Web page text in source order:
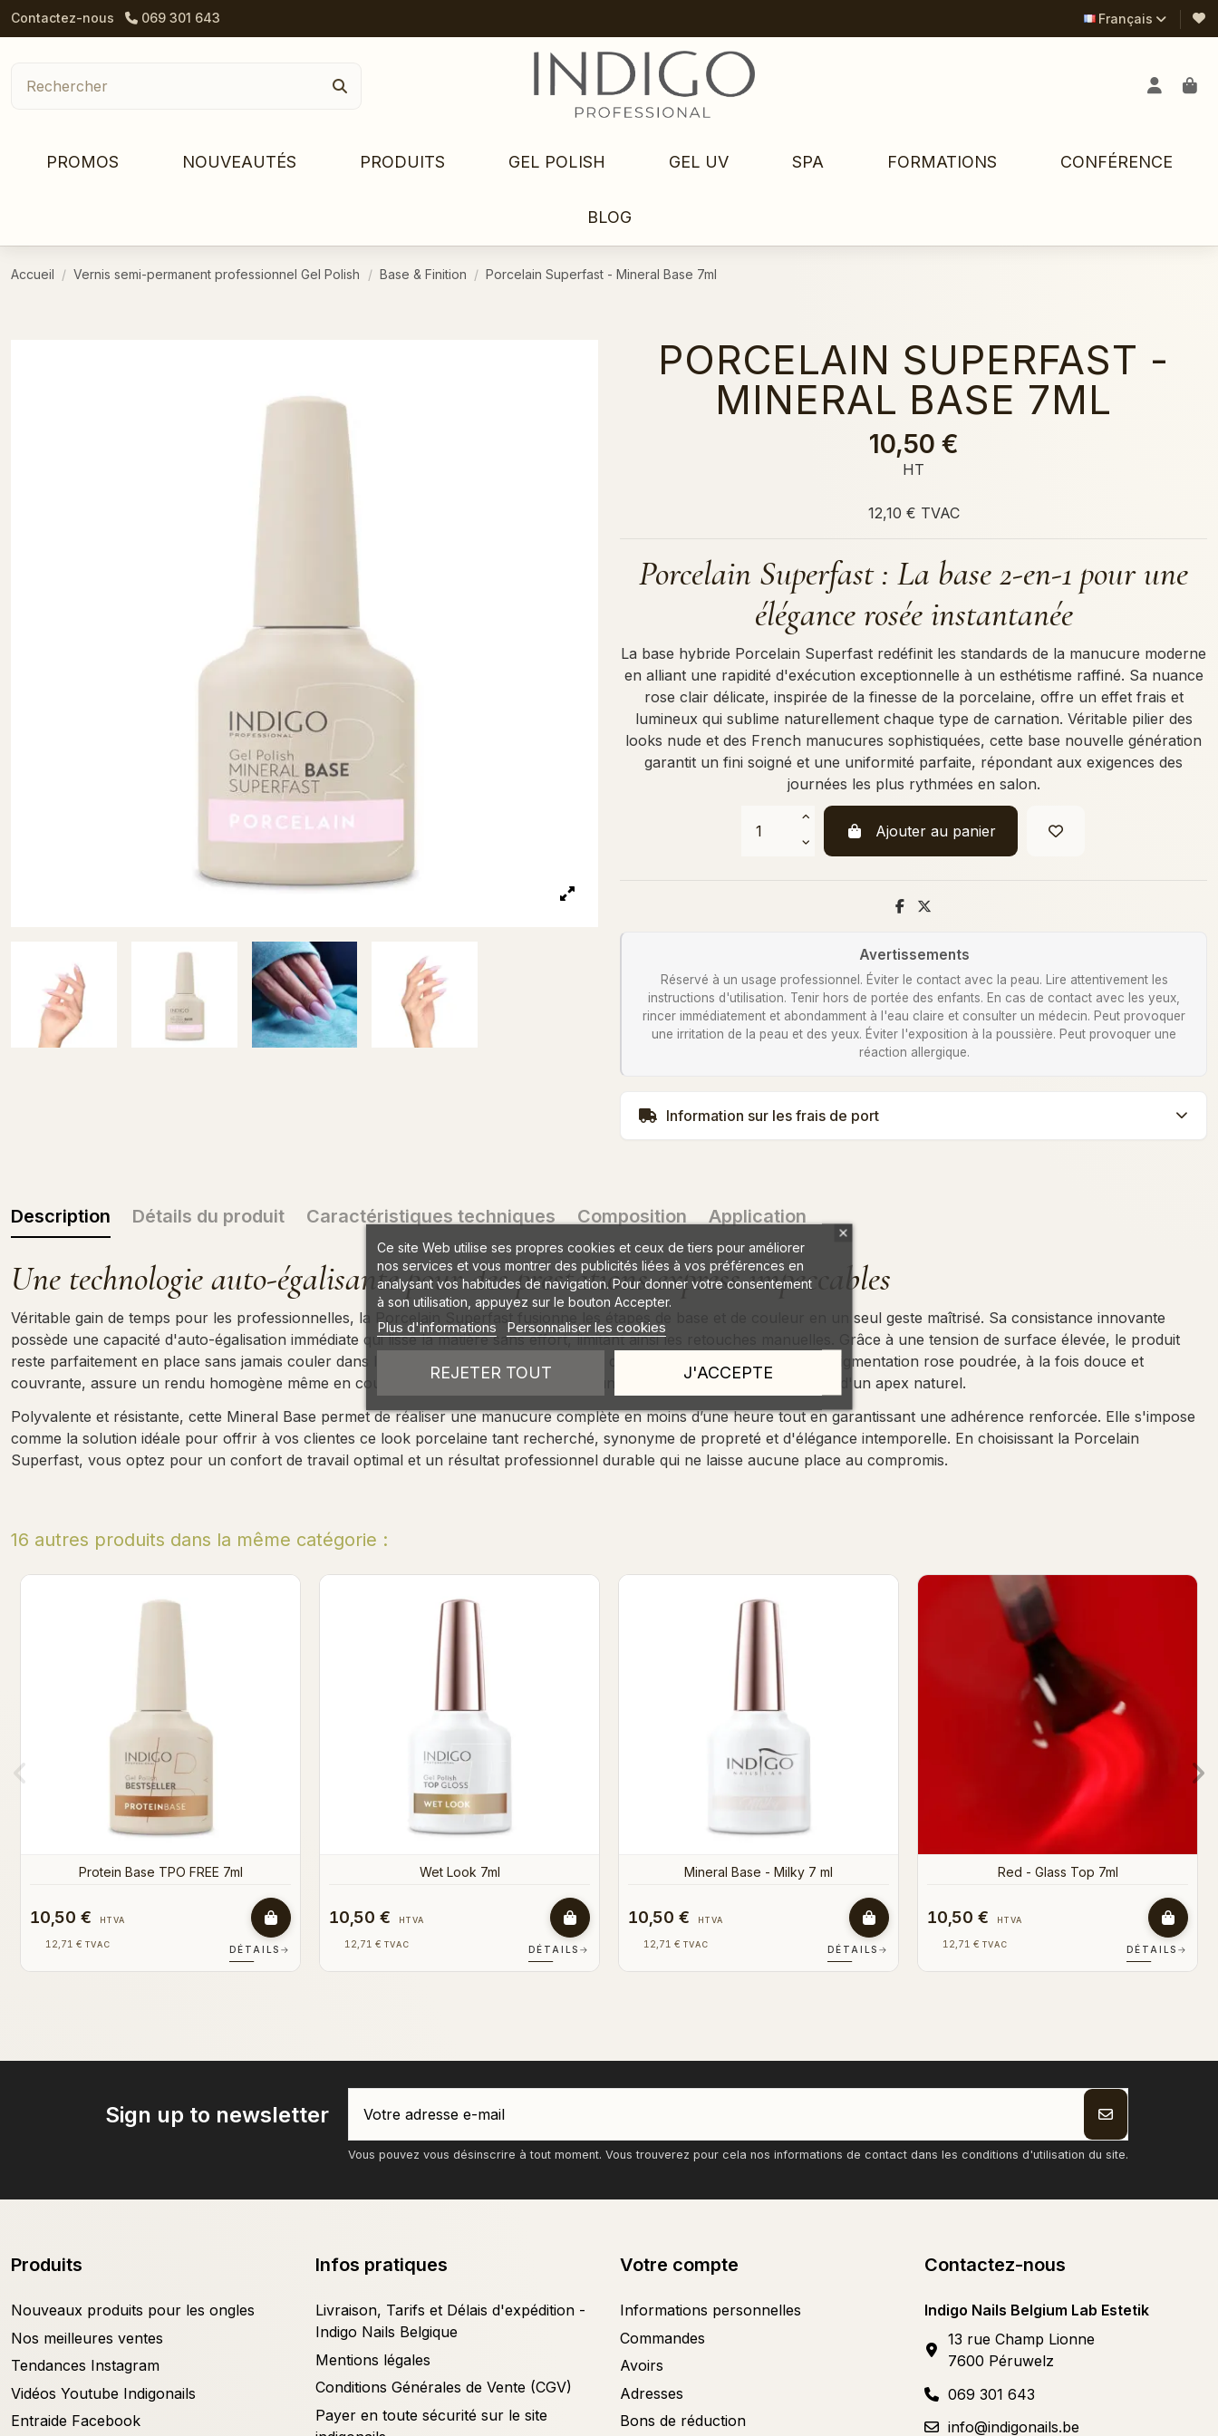
Contactez-nous 069 301 643 Français
PROMOS NOUVEAUTÉS PRODUITS GEL POLISH GEL UV SPA FORMATIONS CONFÉRENCE
BLOG
Accueil Vernis semi-permanent professionnel Gel Polish Base & Finition Porcelain Superfast - Mineral Base 7ml
PORCELAIN SUPERFAST -
MINERAL BASE 7ML
10,50 €
HT
12,10 € TVAC
Porcelain Superfast : La base 2-en-1 pour une
élégance rosée instantanée
La base hybride Porcelain Superfast redéfinit les standards de la manucure moderne
en alliant une rapidité d'exécution exceptionnelle à un esthétisme raffiné. Sa nuance
rose clair délicate, inspirée de la finesse de la porcelaine, offre un effet frais et
lumineux qui sublime naturellement chaque type de carnation. Véritable pilier des
looks nude et des French manucures sophistiquées, cette base nouvelle génération
garantit un fini soigné et une uniformité parfaite, répondant aux exigences des
journées les plus rythmées en salon.
Ajouter au panier
Avertissements
Réservé à un usage professionnel. Éviter le contact avec la peau. Lire attentivement les
instructions d'utilisation. Tenir hors de portée des enfants. En cas de contact avec les yeux,
rincer immédiatement et abondamment à l'eau claire et consulter un médecin. Peut provoquer
une irritation de la peau et des yeux. Éviter l'exposition à la poussière. Peut provoquer une
réaction allergique.
Information sur les frais de port
Description Détails du produit Caractéristiques techniques Composition Application
Une technologie auto-égalisante pour des prestations express impeccables
Véritable gain de temps pour les professionnelles, la Porcelain Superfast fusionne les étapes de base et de couleur en un seul geste maîtrisé. Sa consistance innovante
possède une capacité d'auto-égalisation immédiate qui lisse la matière sans effort, limitant ainsi les retouches manuelles. Grâce à une tension de surface élevée, le produit
reste parfaitement en place sans jamais couler dans les cuticules, permettant un tracé d'une précision chirurgicale. Sa pigmentation rose poudrée, à la fois douce et
couvrante, assure un rendu homogène même en couche fine, facilitant la création d'une ligne de lumière impeccable et d'un apex naturel.
Polyvalente et résistante, cette Mineral Base permet de réaliser une manucure complète en moins d’une heure tout en garantissant une adhérence renforcée. Elle s'impose
comme la solution idéale pour offrir à vos clientes ce look porcelaine tant recherché, synonyme de propreté et d'élégance intemporelle. En choisissant la Porcelain
Superfast, vous optez pour un confort de travail optimal et un résultat professionnel durable qui ne laisse aucune place au compromis.
16 autres produits dans la même catégorie :
10,50 € HTVA
12,71 € TVAC DÉTAILS→
10,50 € HTVA
12,71 € TVAC DÉTAILS→
17,50 € HTVA
21,18 € TVAC DÉTAILS→
Blue - Glass Top 7ml
10,50 € HTVA
12,71 € TVAC DÉTAILS→
Sign up to newsletter
Vous pouvez vous désinscrire à tout moment. Vous trouverez pour cela nos informations de contact dans les conditions d'utilisation du site.
Produits
Nouveaux produits pour les ongles
Nos meilleures ventes
Tendances Instagram
Vidéos Youtube Indigonails
Entraide Facebook
Infos pratiques
Livraison, Tarifs et Délais d'expédition -
Indigo Nails Belgique
Mentions légales
Conditions Générales de Vente (CGV)
Payer en toute sécurité sur le site
Votre compte
Informations personnelles
Commandes
Avoirs
Adresses
Bons de réduction
Contactez-nous
Indigo Nails Belgium Lab Estetik
13 rue Champ Lionne
7600 Péruwelz
069 301 643
info@indigonails.be
Ce site Web utilise ses propres cookies et ceux de tiers pour améliorer
nos services et vous montrer des publicités liées à vos préférences en
analysant vos habitudes de navigation. Pour donner votre consentement
à son utilisation, appuyez sur le bouton Accepter.
Plus d'informations Personnaliser les cookies
REJETER TOUT J'ACCEPTE